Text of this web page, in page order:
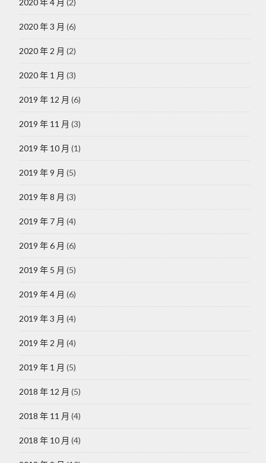
2020 年 4 月 (2)
2020 年 3 月 (6)
2020 年 2 月 (2)
2020 年 1 月 (3)
2019 年 12 月 (6)
2019 年 11 月 (3)
2019 年 10 月 (1)
2019 年 9 月 (5)
2019 年 8 月 (3)
2019 年 7 月 (4)
2019 年 6 月 (6)
2019 年 5 月 (5)
2019 年 4 月 (6)
2019 年 3 月 (4)
2019 年 2 月 (4)
2019 年 1 月 (5)
2018 年 12 月 (5)
2018 年 11 月 (4)
2018 年 10 月 (4)